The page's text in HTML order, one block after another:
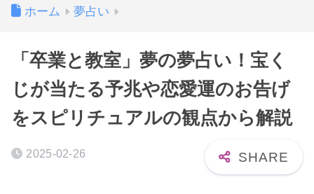
ホーム 夢占い
「卒業と教室」夢の夢占い！宝く
じが当たる予兆や恋愛運のお告げ
をスピリチュアルの観点から解説
2025-02-26